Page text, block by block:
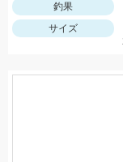
釣果
サイズ